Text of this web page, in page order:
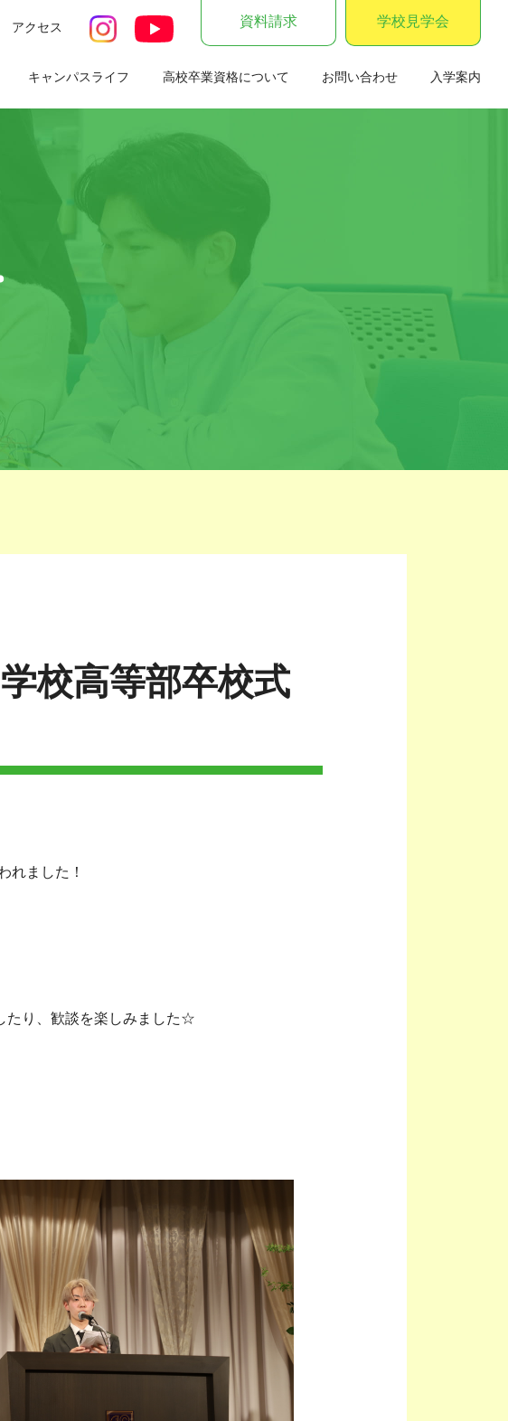
アクセス 資料請求 学校見学会
キャンパスライフ 高校卒業資格について お問い合わせ 入学案内
校高等部卒校式
れました！
たり、歓談を楽しみました☆